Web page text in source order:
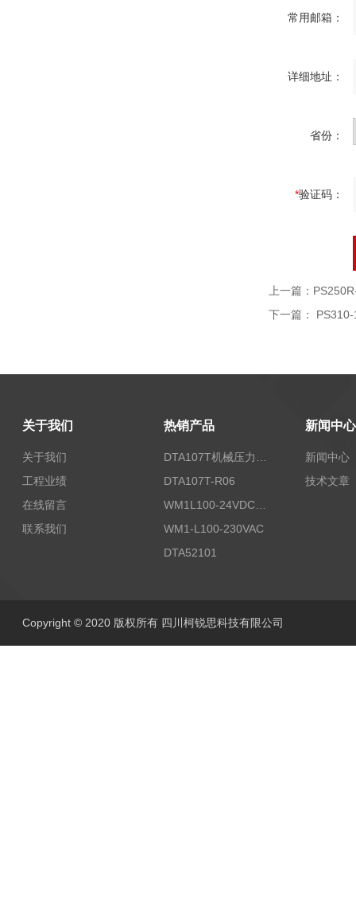
常用邮箱：
详细地址：
省份：
*验证码：
上一篇：
下一篇：
关于我们
关于我们
工程业绩
在线留言
联系我们
热销产品
DTA107T-R06
WM1L100-24VDC/T5X
WM1-L100-230VAC
DTA52101
新闻中心
新闻中心
技术文章
Copyright © 2020 版权所有 四川柯锐思科技有限公司